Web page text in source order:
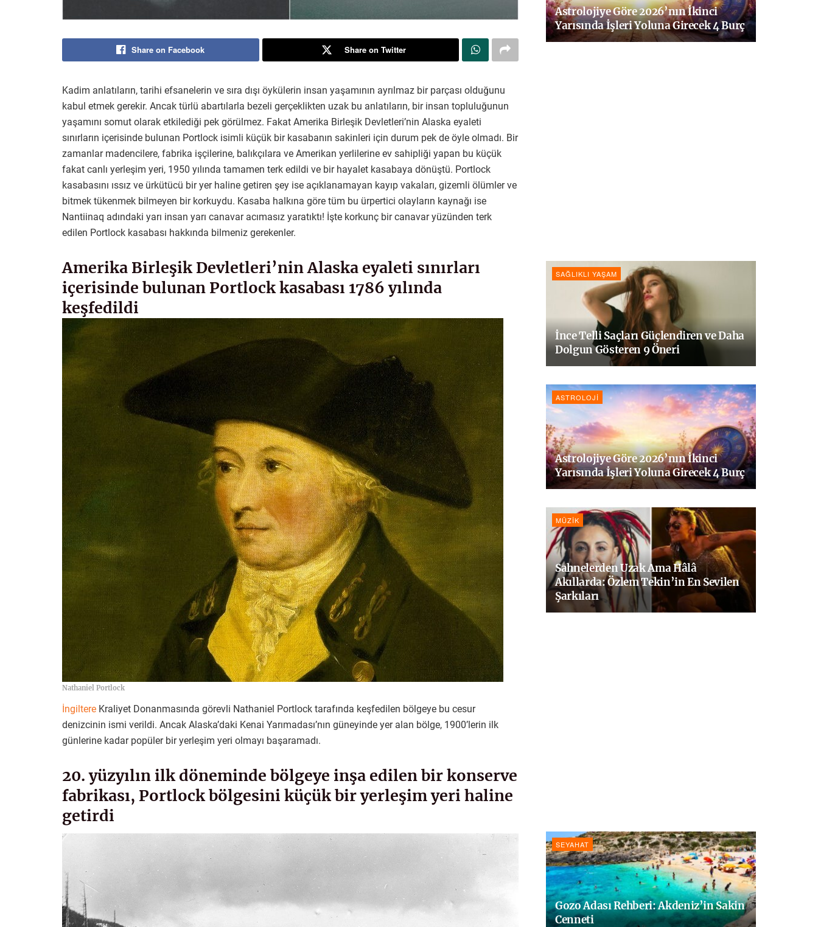
Share on Facebook Share on Twitter
Kadim anlatıların, tarihi efsanelerin ve sıra dışı öykülerin insan yaşamının ayrılmaz bir parçası olduğunu
kabul etmek gerekir. Ancak türlü abartılarla bezeli gerçeklikten uzak bu anlatıların, bir insan topluluğunun
yaşamını somut olarak etkilediği pek görülmez. Fakat Amerika Birleşik Devletleri’nin Alaska eyaleti
sınırların içerisinde bulunan Portlock isimli küçük bir kasabanın sakinleri için durum pek de öyle olmadı. Bir
zamanlar madencilere, fabrika işçilerine, balıkçılara ve Amerikan yerlilerine ev sahipliği yapan bu küçük
fakat canlı yerleşim yeri, 1950 yılında tamamen terk edildi ve bir hayalet kasabaya dönüştü. Portlock
kasabasını ıssız ve ürkütücü bir yer haline getiren şey ise açıklanamayan kayıp vakaları, gizemli ölümler ve
bitmek tükenmek bilmeyen bir korkuydu. Kasaba halkına göre tüm bu ürpertici olayların kaynağı ise
Nantiinaq adındaki yarı insan yarı canavar acımasız yaratıktı! İşte korkunç bir canavar yüzünden terk
edilen Portlock kasabası hakkında bilmeniz gerekenler.
Amerika Birleşik Devletleri’nin Alaska eyaleti sınırları
içerisinde bulunan Portlock kasabası 1786 yılında
keşfedildi
Nathaniel Portlock
İngiltere Kraliyet Donanmasında görevli Nathaniel Portlock tarafında keşfedilen bölgeye bu cesur
denizcinin ismi verildi. Ancak Alaska’daki Kenai Yarımadası’nın güneyinde yer alan bölge, 1900’lerin ilk
günlerine kadar popüler bir yerleşim yeri olmayı başaramadı.
20. yüzyılın ilk döneminde bölgeye inşa edilen bir konserve
fabrikası, Portlock bölgesini küçük bir yerleşim yeri haline
getirdi
Astrolojiye Göre 2026’nın İkinci
Yarısında İşleri Yoluna Girecek 4 Burç
SAĞLIKLI YAŞAM
İnce Telli Saçları Güçlendiren ve Daha
Dolgun Gösteren 9 Öneri
ASTROLOJI
Astrolojiye Göre 2026’nın İkinci
Yarısında İşleri Yoluna Girecek 4 Burç
MÜZIK
Sahnelerden Uzak Ama Hâlâ
Akıllarda: Özlem Tekin’in En Sevilen
Şarkıları
SEYAHAT
Gozo Adası Rehberi: Akdeniz’in Sakin
Cenneti